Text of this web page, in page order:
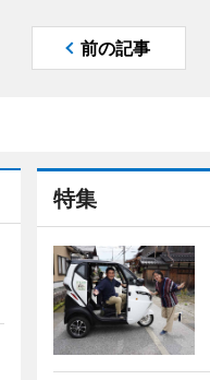
前の記事
特集